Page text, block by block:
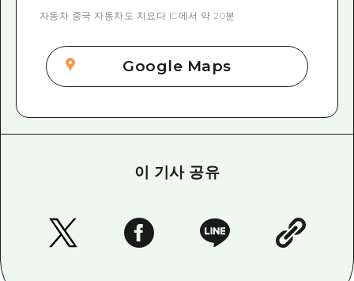
자동차 중국 자동차도 치요다 IC에서 약 20분
Google Maps
이 기사 공유